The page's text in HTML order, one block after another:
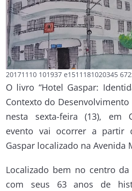
20171110 101937 e1511181020345
O livro “Hotel Gaspar:
Contexto do Desenvolvimento
nesta sexta-feira (13), em
evento vai ocorrer a partir
Gaspar localizado na Avenida
Localizado bem no centro
com seus 63 anos de